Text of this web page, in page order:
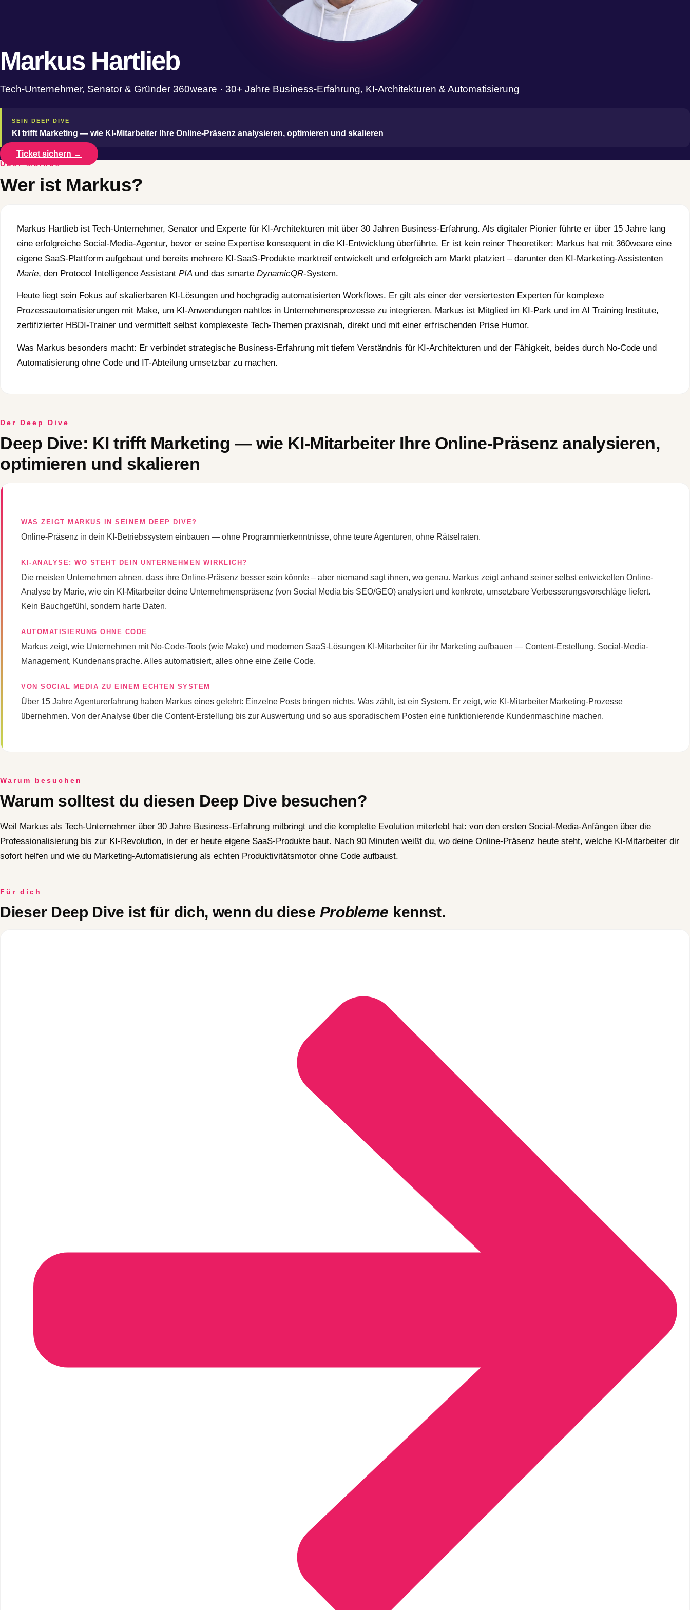
Markus Hartlieb
Tech-Unternehmer, Senator & Gründer 360weare · 30+ Jahre Business-Erfahrung, KI-Architekturen & Automatisierung
SEIN DEEP DIVE
KI trifft Marketing — wie KI-Mitarbeiter Ihre Online-Präsenz analysieren, optimieren und skalieren
Ticket sichern →
Über Markus
Wer ist Markus?
Markus Hartlieb ist Tech-Unternehmer, Senator und Experte für KI-Architekturen mit über 30 Jahren Business-Erfahrung. Als digitaler Pionier führte er über 15 Jahre lang
eine erfolgreiche Social-Media-Agentur, bevor er seine Expertise konsequent in die KI-Entwicklung überführte. Er ist kein reiner Theoretiker: Markus hat mit 360weare eine
eigene SaaS-Plattform aufgebaut und bereits mehrere KI-SaaS-Produkte marktreif entwickelt und erfolgreich am Markt platziert – darunter den KI-Marketing-Assistenten
Marie, den Protocol Intelligence Assistant PIA und das smarte DynamicQR-System.
Heute liegt sein Fokus auf skalierbaren KI-Lösungen und hochgradig automatisierten Workflows. Er gilt als einer der versiertesten Experten für komplexe
Prozessautomatisierungen mit Make, um KI-Anwendungen nahtlos in Unternehmensprozesse zu integrieren. Markus ist Mitglied im KI-Park und im AI Training Institute,
zertifizierter HBDI-Trainer und vermittelt selbst komplexeste Tech-Themen praxisnah, direkt und mit einer erfrischenden Prise Humor.
Was Markus besonders macht: Er verbindet strategische Business-Erfahrung mit tiefem Verständnis für KI-Architekturen und der Fähigkeit, beides durch No-Code und
Automatisierung ohne Code und IT-Abteilung umsetzbar zu machen.
Der Deep Dive
Deep Dive: KI trifft Marketing — wie KI-Mitarbeiter Ihre Online-Präsenz analysieren,
optimieren und skalieren
WAS ZEIGT MARKUS IN SEINEM DEEP DIVE?
Online-Präsenz in dein KI-Betriebssystem einbauen — ohne Programmierkenntnisse, ohne teure Agenturen, ohne Rätselraten.
KI-ANALYSE: WO STEHT DEIN UNTERNEHMEN WIRKLICH?
Die meisten Unternehmen ahnen, dass ihre Online-Präsenz besser sein könnte – aber niemand sagt ihnen, wo genau. Markus zeigt anhand seiner selbst entwickelten Online-
Analyse by Marie, wie ein KI-Mitarbeiter deine Unternehmenspräsenz (von Social Media bis SEO/GEO) analysiert und konkrete, umsetzbare Verbesserungsvorschläge liefert.
Kein Bauchgefühl, sondern harte Daten.
AUTOMATISIERUNG OHNE CODE
Markus zeigt, wie Unternehmen mit No-Code-Tools (wie Make) und modernen SaaS-Lösungen KI-Mitarbeiter für ihr Marketing aufbauen — Content-Erstellung, Social-Media-
Management, Kundenansprache. Alles automatisiert, alles ohne eine Zeile Code.
VON SOCIAL MEDIA ZU EINEM ECHTEN SYSTEM
Über 15 Jahre Agenturerfahrung haben Markus eines gelehrt: Einzelne Posts bringen nichts. Was zählt, ist ein System. Er zeigt, wie KI-Mitarbeiter Marketing-Prozesse
übernehmen. Von der Analyse über die Content-Erstellung bis zur Auswertung und so aus sporadischem Posten eine funktionierende Kundenmaschine machen.
Warum besuchen
Warum solltest du diesen Deep Dive besuchen?
Weil Markus als Tech-Unternehmer über 30 Jahre Business-Erfahrung mitbringt und die komplette Evolution miterlebt hat: von den ersten Social-Media-Anfängen über die
Professionalisierung bis zur KI-Revolution, in der er heute eigene SaaS-Produkte baut. Nach 90 Minuten weißt du, wo deine Online-Präsenz heute steht, welche KI-Mitarbeiter dir
sofort helfen und wie du Marketing-Automatisierung als echten Produktivitätsmotor ohne Code aufbaust.
Für dich
Dieser Deep Dive ist für dich, wenn du diese Probleme kennst.